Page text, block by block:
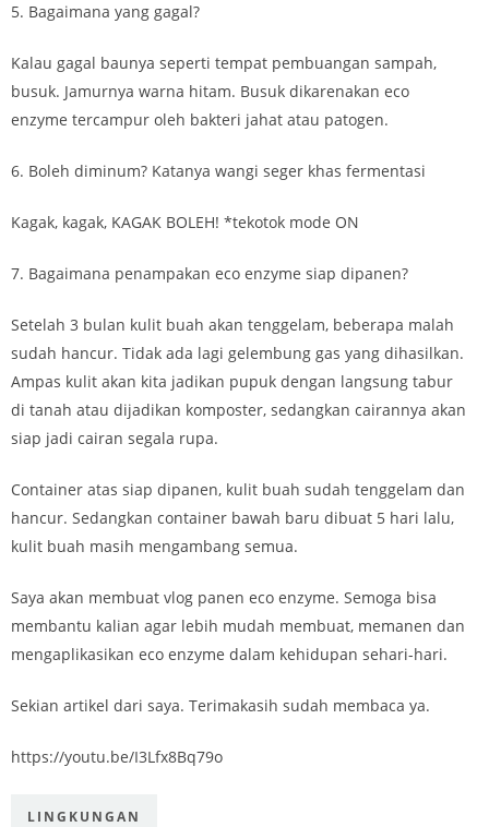
5. Bagaimana yang gagal?
Kalau gagal baunya seperti tempat pembuangan sampah,
busuk. Jamurnya warna hitam. Busuk dikarenakan eco
enzyme tercampur oleh bakteri jahat atau patogen.
6. Boleh diminum? Katanya wangi seger khas fermentasi
Kagak, kagak, KAGAK BOLEH! *tekotok mode ON
7. Bagaimana penampakan eco enzyme siap dipanen?
Setelah 3 bulan kulit buah akan tenggelam, beberapa malah
sudah hancur. Tidak ada lagi gelembung gas yang dihasilkan.
Ampas kulit akan kita jadikan pupuk dengan langsung tabur
di tanah atau dijadikan komposter, sedangkan cairannya akan
siap jadi cairan segala rupa.
Container atas siap dipanen, kulit buah sudah tenggelam dan
hancur. Sedangkan container bawah baru dibuat 5 hari lalu,
kulit buah masih mengambang semua.
Saya akan membuat vlog panen eco enzyme. Semoga bisa
membantu kalian agar lebih mudah membuat, memanen dan
mengaplikasikan eco enzyme dalam kehidupan sehari-hari.
Sekian artikel dari saya. Terimakasih sudah membaca ya.
https://youtu.be/I3Lfx8Bq79o
LINGKUNGAN